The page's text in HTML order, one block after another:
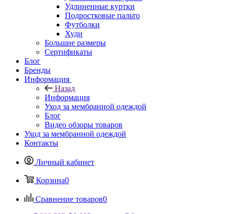
Удлиненные куртки
Подростковые пальто
Футболки
Худи
Большие размеры
Сертификаты
Блог
Бренды
Информация
Назад
Информация
Уход за мембранной одеждой
Блог
Видео обзоры товаров
Уход за мембранной одеждой
Контакты
Личный кабинет
Корзина0
Сравнение товаров0